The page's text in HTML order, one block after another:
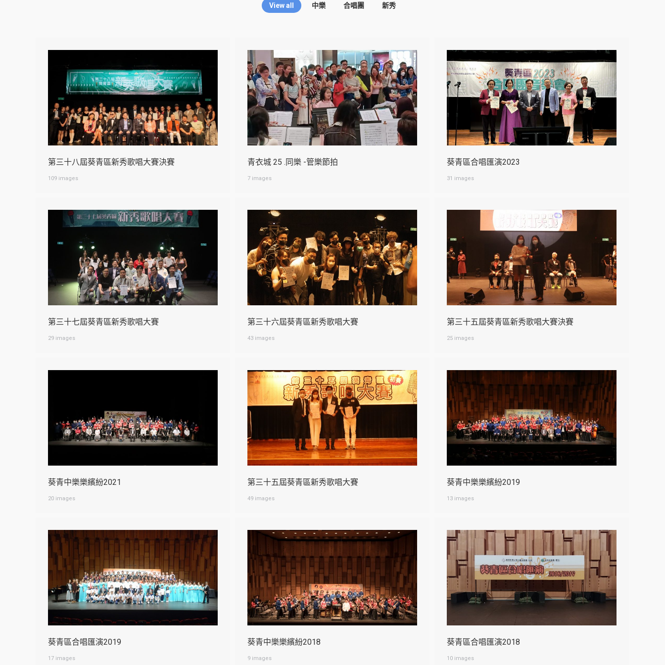
View all 中樂 合唱團 新秀
第三十八屆葵青區新秀歌唱大賽決賽
109 images
青衣城 25 .同樂 -管樂節拍
7 images
葵青區合唱匯演2023
31 images
第三十七屆葵青區新秀歌唱大賽
29 images
第三十六屆葵青區新秀歌唱大賽
43 images
第三十五屆葵青區新秀歌唱大賽決賽
25 images
葵青中樂樂繽紛2021
20 images
第三十五屆葵青區新秀歌唱大賽
49 images
葵青中樂樂繽紛2019
13 images
葵青區合唱匯演2019
17 images
葵青中樂樂繽紛2018
9 images
葵青區合唱匯演2018
10 images